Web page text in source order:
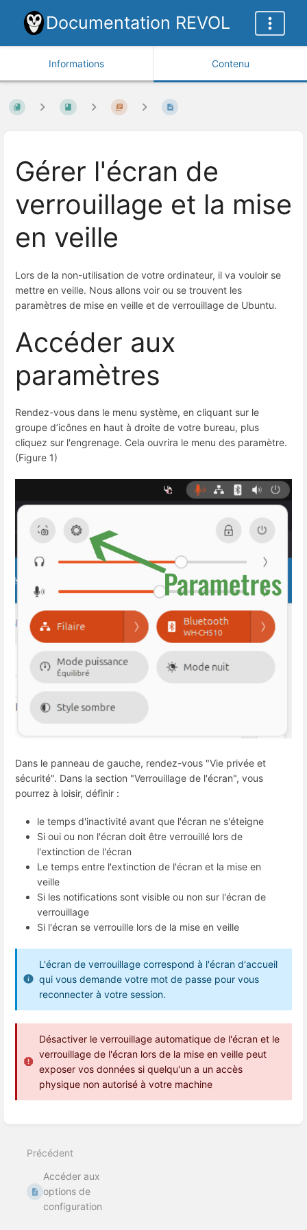
Documentation REVOL
Informations Contenu
Gérer l'écran de
verrouillage et la mise
en veille
Lors de la non-utilisation de votre ordinateur, il va vouloir se
mettre en veille. Nous allons voir ou se trouvent les
paramètres de mise en veille et de verrouillage de Ubuntu.
Accéder aux
paramètres
Rendez-vous dans le menu système, en cliquant sur le
groupe d’icônes en haut à droite de votre bureau, plus
cliquez sur l'engrenage. Cela ouvrira le menu des paramètre.
(Figure 1)
Dans le panneau de gauche, rendez-vous "Vie privée et
sécurité". Dans la section "Verrouillage de l'écran", vous
pourrez à loisir, définir :
le temps d'inactivité avant que l'écran ne s'éteigne
Si oui ou non l'écran doit être verrouillé lors de
l'extinction de l'écran
Le temps entre l'extinction de l'écran et la mise en
veille
Si les notifications sont visible ou non sur l'écran de
verrouillage
Si l'écran se verrouille lors de la mise en veille
L'écran de verrouillage correspond à l'écran d'accueil
qui vous demande votre mot de passe pour vous
reconnecter à votre session.
Désactiver le verrouillage automatique de l'écran et le
verrouillage de l'écran lors de la mise en veille peut
exposer vos données si quelqu'un a un accès
physique non autorisé à votre machine
de
section
Précédent
Accéder aux
options de
configuration